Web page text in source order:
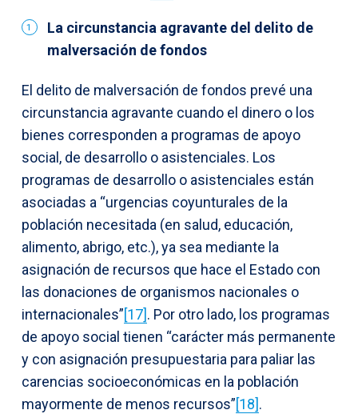
La circunstancia agravante del delito de
malversación de fondos
El delito de malversación de fondos prevé una
circunstancia agravante cuando el dinero o los
bienes corresponden a programas de apoyo
social, de desarrollo o asistenciales. Los
programas de desarrollo o asistenciales están
asociadas a “urgencias coyunturales de la
población necesitada (en salud, educación,
alimento, abrigo, etc.), ya sea mediante la
asignación de recursos que hace el Estado con
las donaciones de organismos nacionales o
internacionales”[17]. Por otro lado, los programas
de apoyo social tienen “carácter más permanente
y con asignación presupuestaria para paliar las
carencias socioeconómicas en la población
mayormente de menos recursos”[18].